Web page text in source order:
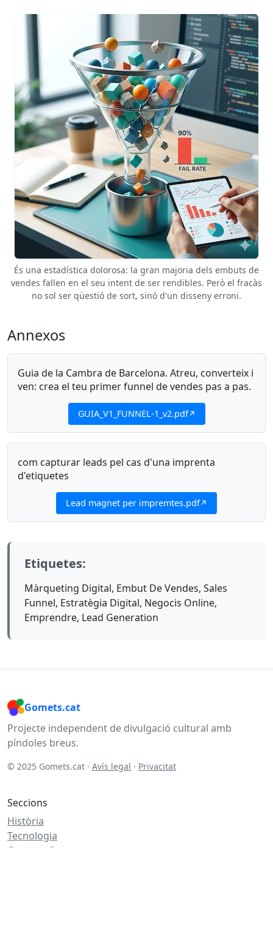
És una estadística dolorosa: la gran majoria dels embuts de
vendes fallen en el seu intent de ser rendibles. Però el fracàs
no sol ser qüestió de sort, sinó d'un disseny erroni.
Annexos
Guia de la Cambra de Barcelona. Atreu, converteix i
ven: crea el teu primer funnel de vendes pas a pas.
GUIA_V1_FUNNEL-1_v2.pdf
com capturar leads pel cas d'una imprenta
d'etiquetes
Lead magnet per impremtes.pdf
Etiquetes:
Màrqueting Digital, Embut De Vendes, Sales
Funnel, Estratègia Digital, Negocis Online,
Emprendre, Lead Generation
Gomets.cat
Projecte independent de divulgació cultural amb
píndoles breus.
© 2025 Gomets.cat · Avís legal · Privacitat
Seccions
Història
Tecnologia
Cartografia